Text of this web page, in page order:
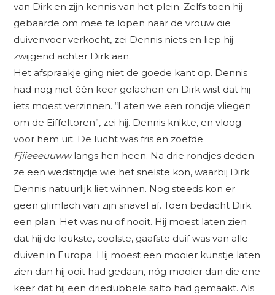
van Dirk en zijn kennis van het plein. Zelfs toen hij
gebaarde om mee te lopen naar de vrouw die
duivenvoer verkocht, zei Dennis niets en liep hij
zwijgend achter Dirk aan.
Het afspraakje ging niet de goede kant op. Dennis
had nog niet één keer gelachen en Dirk wist dat hij
iets moest verzinnen. “Laten we een rondje vliegen
om de Eiffeltoren”, zei hij. Dennis knikte, en vloog
voor hem uit. De lucht was fris en zoefde
Fjiieeeuuwwlangs hen heen. Na drie rondjes deden
ze een wedstrijdje wie het snelste kon, waarbij Dirk
Dennis natuurlijk liet winnen. Nog steeds kon er
geen glimlach van zijn snavel af. Toen bedacht Dirk
een plan. Het was nu of nooit. Hij moest laten zien
dat hij de leukste, coolste, gaafste duif was van alle
duiven in Europa. Hij moest een mooier kunstje laten
zien dan hij ooit had gedaan, nóg mooier dan die ene
keer dat hij een driedubbele salto had gemaakt. Als